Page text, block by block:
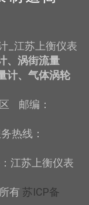
_江苏上衡仪表
、涡街流量
计、气体涡轮
邮编：
热线：
江苏上衡仪表
有 苏ICP备